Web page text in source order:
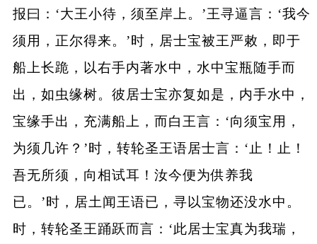
报曰：‘大王小待，须至岸上。’王寻逼言：‘我今
须用，正尔得来。’时，居士宝被王严敕，即于
船上长跪，以右手内著水中，水中宝瓶随手而
出，如虫缘树。彼居士宝亦复如是，内手水中，
宝缘手出，充满船上，而白王言：‘向须宝用，
为须几许？’时，转轮圣王语居士言：‘止！止！
吾无所须，向相试耳！汝今便为供养我
已。’时，居土闻王语已，寻以宝物还没水中。
时，转轮圣王踊跃而言：‘此居士宝真为我瑞，